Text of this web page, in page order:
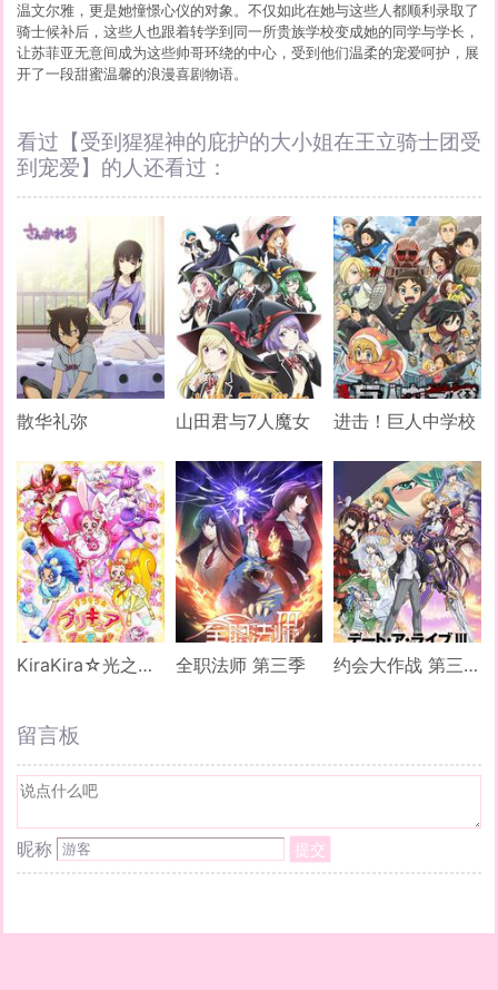
温文尔雅，更是她憧憬心仪的对象。不仅如此在她与这些人都顺利录取了
骑士候补后，这些人也跟着转学到同一所贵族学校变成她的同学与学长，
让苏菲亚无意间成为这些帅哥环绕的中心，受到他们温柔的宠爱呵护，展
开了一段甜蜜温馨的浪漫喜剧物语。
看过【受到猩猩神的庇护的大小姐在王立骑士团受
到宠爱】的人还看过：
散华礼弥 山田君与7人魔女 进击！巨人中学校
KiraKira☆光之美少女 A La Mode 全职法师 第三季 约会大作战 第三季
留言板
昵称 提交